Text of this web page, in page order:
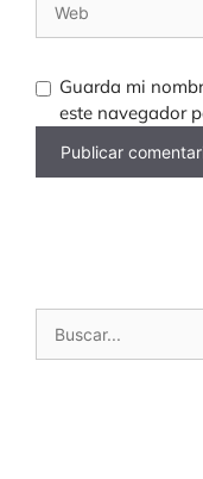
Web
Guarda mi
este navegador